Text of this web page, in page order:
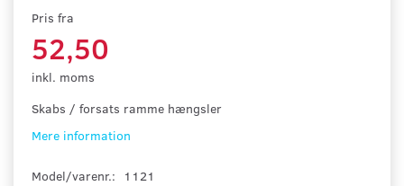
Pris fra
52,50
inkl. moms
Skabs / forsats ramme hængsler
Mere information
Model/varenr.:
1121